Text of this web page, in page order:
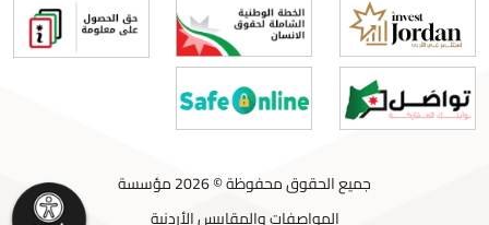
جميع الحقوق محفوظة © 2026 مؤسسة
المواصفات والمقاييس الأردنية